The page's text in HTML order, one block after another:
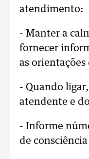
atendimento:
- Manter a
fornecer
as orientações
- Quando
atendente e
- Informe
de